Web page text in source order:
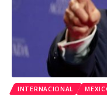
INTERNACIONAL